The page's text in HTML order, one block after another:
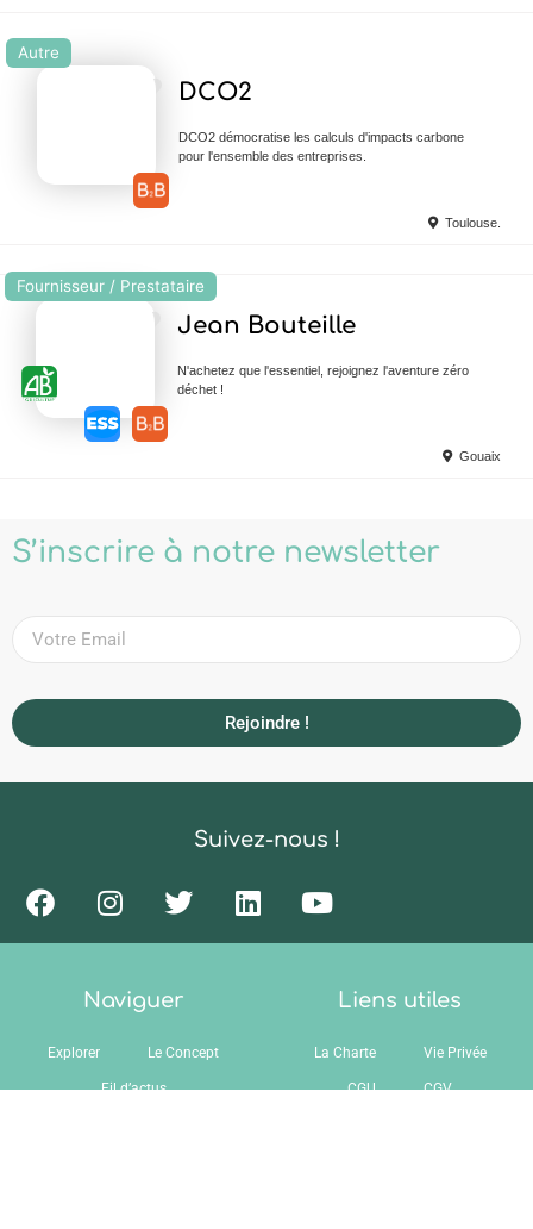
Autre
DCO2
DCO2 démocratise les calculs d'impacts carbone
pour l'ensemble des entreprises.
Toulouse.
Fournisseur / Prestataire
Jean Bouteille
N'achetez que l'essentiel, rejoignez l'aventure zéro
déchet !
Gouaix
S’inscrire à notre newsletter
Rejoindre !
Suivez-nous !
Naviguer
Explorer Le Concept
Fil d’actus
Liens utiles
La Charte Vie Privée
CGU CGV